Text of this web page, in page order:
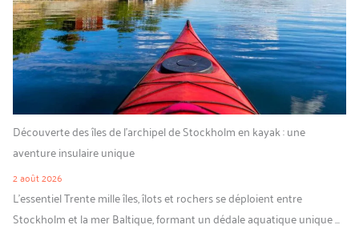
Découverte des îles de l’archipel de Stockholm en kayak : une
aventure insulaire unique
2 août 2026
L’essentiel Trente mille îles, îlots et rochers se déploient entre
Stockholm et la mer Baltique, formant un dédale aquatique unique ...